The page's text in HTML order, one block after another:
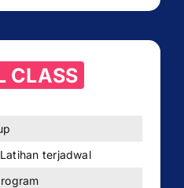
CLASS
terjadwal